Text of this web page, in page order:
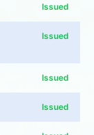
Issued
Issued
Issued
Issued